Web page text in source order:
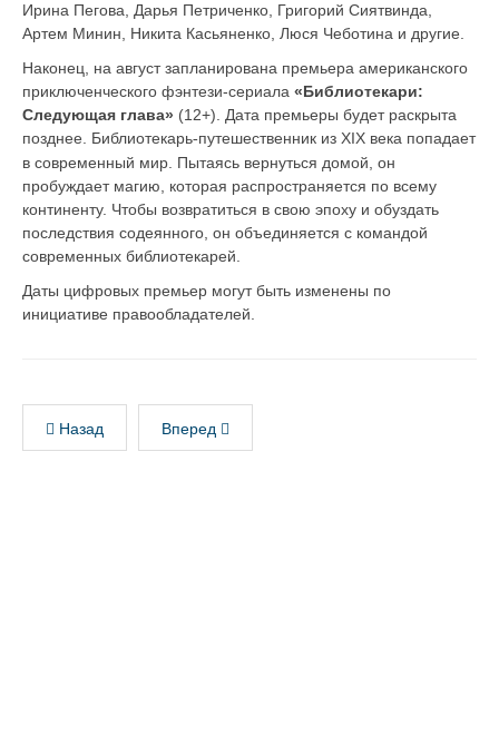
Ирина Пегова, Дарья Петриченко, Григорий Сиятвинда,
Артем Минин, Никита Касьяненко, Люся Чеботина и другие.
Наконец, на август запланирована премьера американского
приключенческого фэнтези-сериала «Библиотекари:
Следующая глава» (12+). Дата премьеры будет раскрыта
позднее. Библиотекарь‑путешественник из XIX века попадает
в современный мир. Пытаясь вернуться домой, он
пробуждает магию, которая распространяется по всему
континенту. Чтобы возвратиться в свою эпоху и обуздать
последствия содеянного, он объединяется с командой
современных библиотекарей.
Даты цифровых премьер могут быть изменены по
инициативе правообладателей.
Назад Вперед